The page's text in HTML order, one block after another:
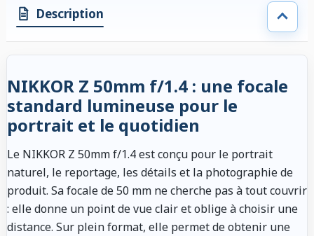
Description
NIKKOR Z 50mm f/1.4 : une focale
standard lumineuse pour le
portrait et le quotidien
Le NIKKOR Z 50mm f/1.4 est conçu pour le portrait
naturel, le reportage, les détails et la photographie de
produit. Sa focale de 50 mm ne cherche pas à tout couvrir
: elle donne un point de vue clair et oblige à choisir une
distance. Sur plein format, elle permet de obtenir une